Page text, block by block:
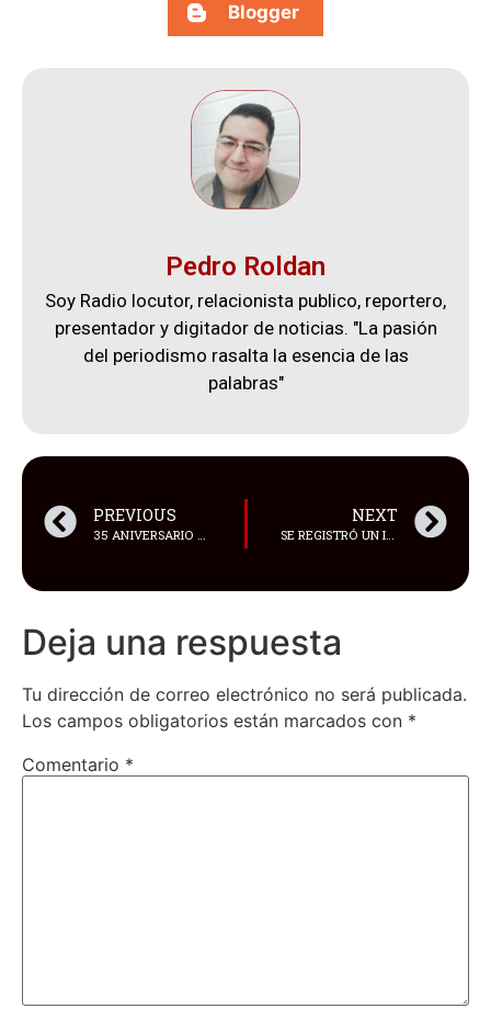
Blogger
Pedro Roldan
Soy Radio locutor, relacionista publico, reportero,
presentador y digitador de noticias. "La pasión
del periodismo rasalta la esencia de las
palabras"
PREVIOUS NEXT
Deja una respuesta
Tu dirección de correo electrónico no será publicada.
Los campos obligatorios están marcados con *
Comentario *